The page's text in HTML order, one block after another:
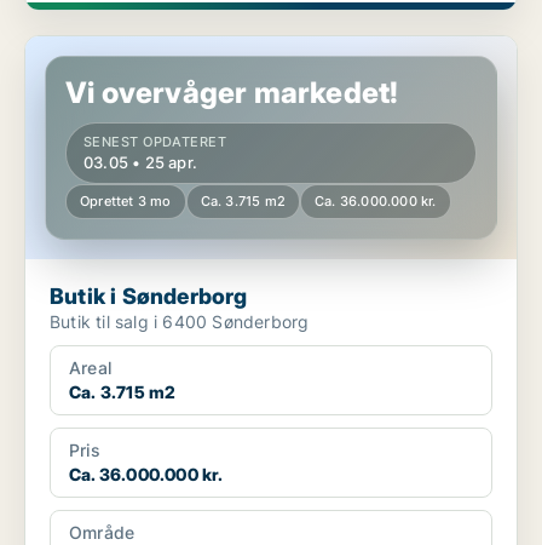
Butik i Sønderborg
Vi overvåger markedet!
SENEST OPDATERET
03.05 • 25 apr.
Oprettet 3 mo Ca. 3.715 m2 Ca. 36.000.000 kr.
Butik i Sønderborg
Butik til salg i 6400 Sønderborg
Areal
Ca. 3.715 m2
Pris
Ca. 36.000.000 kr.
Område